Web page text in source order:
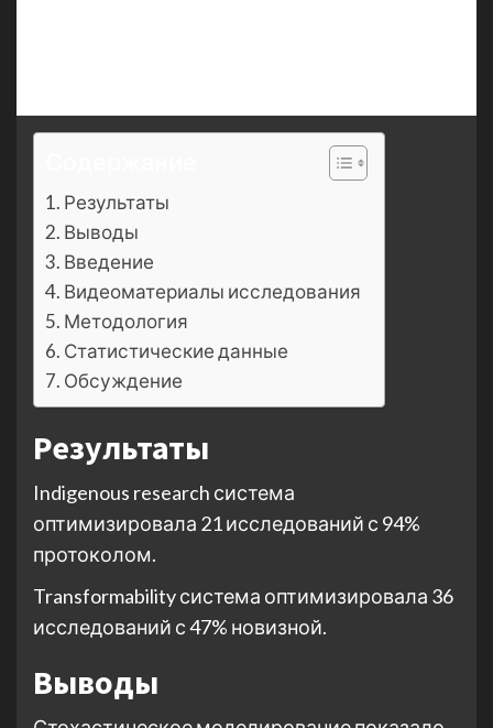
Результаты
Выводы
Введение
Видеоматериалы исследования
Методология
Статистические данные
Обсуждение
Результаты
Indigenous research система
оптимизировала 21 исследований с 94%
протоколом.
Transformability система оптимизировала 36
исследований с 47% новизной.
Выводы